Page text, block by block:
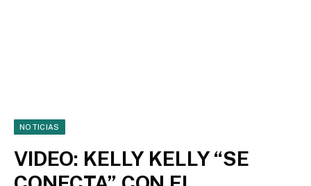
NOTICIAS
VIDEO: KELLY KELLY “SE